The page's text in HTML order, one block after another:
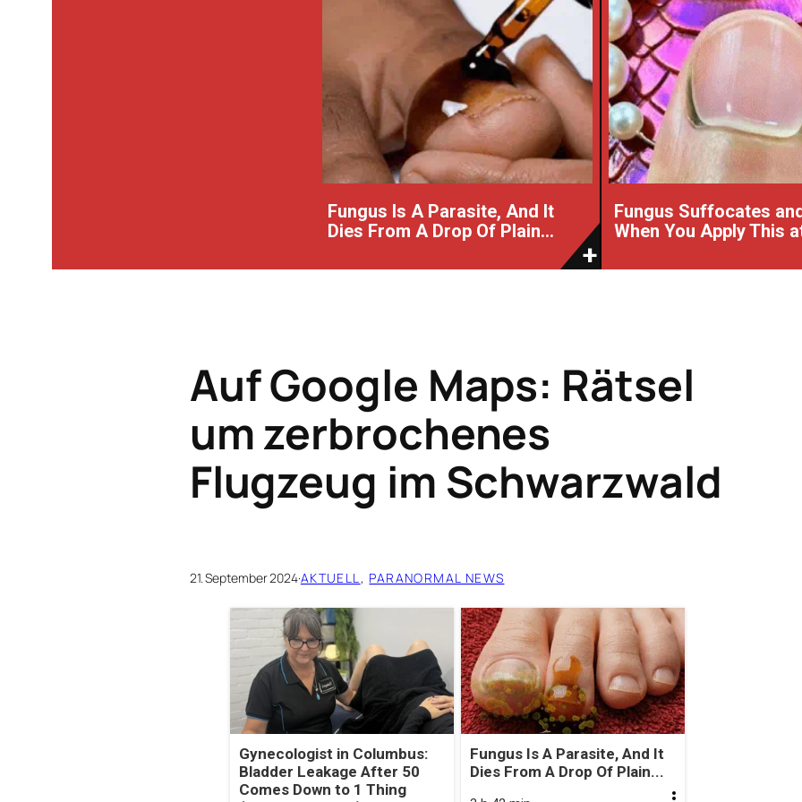
Fungus Is A Parasite, And It
Dies From A Drop Of Plain...
Fungus Suffocates
When You Apply This
Auf Google Maps: Rätsel
um zerbrochenes
Flugzeug im Schwarzwald
21. September 2024·AKTUELL, PARANORMAL NEWS
Gynecologist in Columbus:
Bladder Leakage After 50
Comes Down to 1 Thing
Fungus Is A Parasite, And It
Dies From A Drop Of Plain...